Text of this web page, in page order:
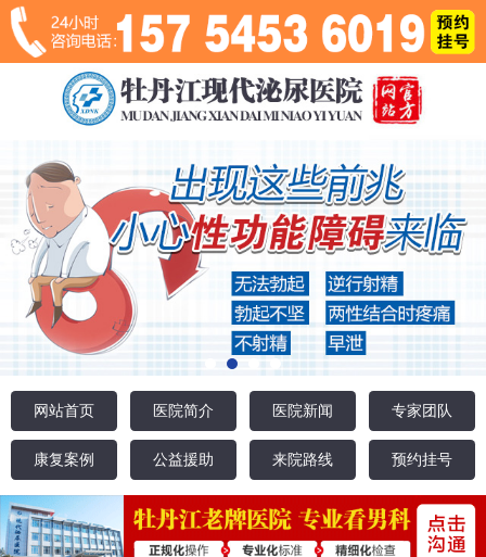
网站首页 医院简介 医院新闻 专家团队
康复案例 公益援助 来院路线 预约挂号